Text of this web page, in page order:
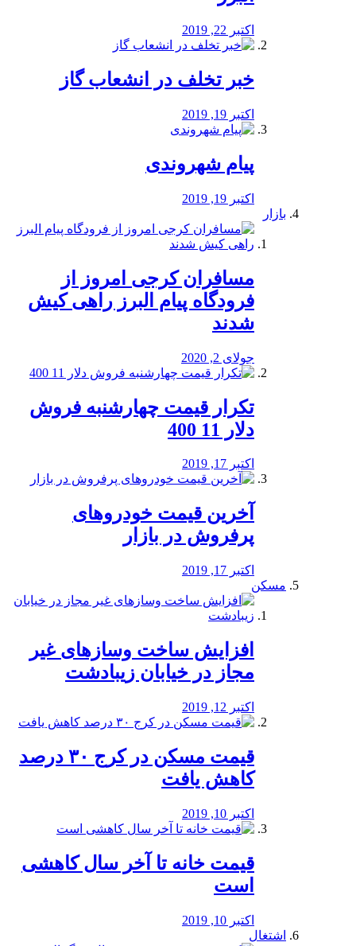
اکتبر 22, 2019
خبر تخلف در انشعاب گاز
اکتبر 19, 2019
پیام شهروندی
اکتبر 19, 2019
بازار
مسافران کرجی امروز از
فرودگاه پیام البرز راهی کیش
شدند
جولای 2, 2020
تکرار قیمت چهارشنبه فروش
دلار 11 400
اکتبر 17, 2019
آخرین قیمت خودرو‌های
پرفروش در بازار
اکتبر 17, 2019
مسکن
افزایش ساخت وسازهای غیر
مجاز در خیابان زیبادشت
اکتبر 12, 2019
️قیمت مسکن در کرج ۳۰ درصد
کاهش یافت
اکتبر 10, 2019
قیمت خانه تا آخر سال کاهشی
است
اکتبر 10, 2019
اشتغال